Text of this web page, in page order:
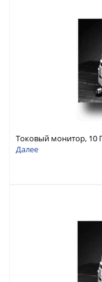
Токовый монитор, 10
150 А скз
Далее